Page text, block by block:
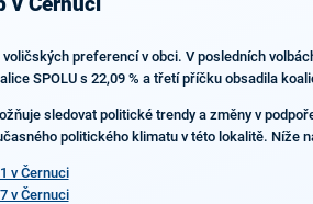
preferencí v obci. V posledních
SPOLU s 22,09 % a třetí příčku obsadila
sledovat politické trendy a změny v
politického klimatu v této lokalitě. Níže
v Černuci
v Černuci